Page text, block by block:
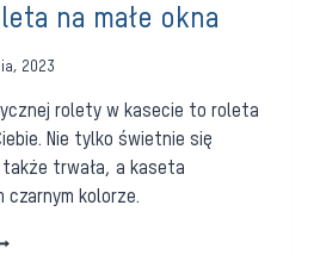
na małe okna
2023
rolety w kasecie to roleta
Nie tylko świetnie się
trwała, a kaseta
czarnym kolorze.